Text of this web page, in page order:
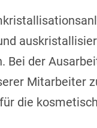
Bei der
Mitarbeiter
die